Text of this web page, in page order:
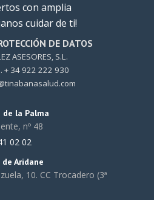
con amplia
cuidar de ti!
DE DATOS
ASESORES, S.L.
+ 34 922 222 930
de la Palma
nº 48
02 02
Aridane
10. CC Trocadero (3ª